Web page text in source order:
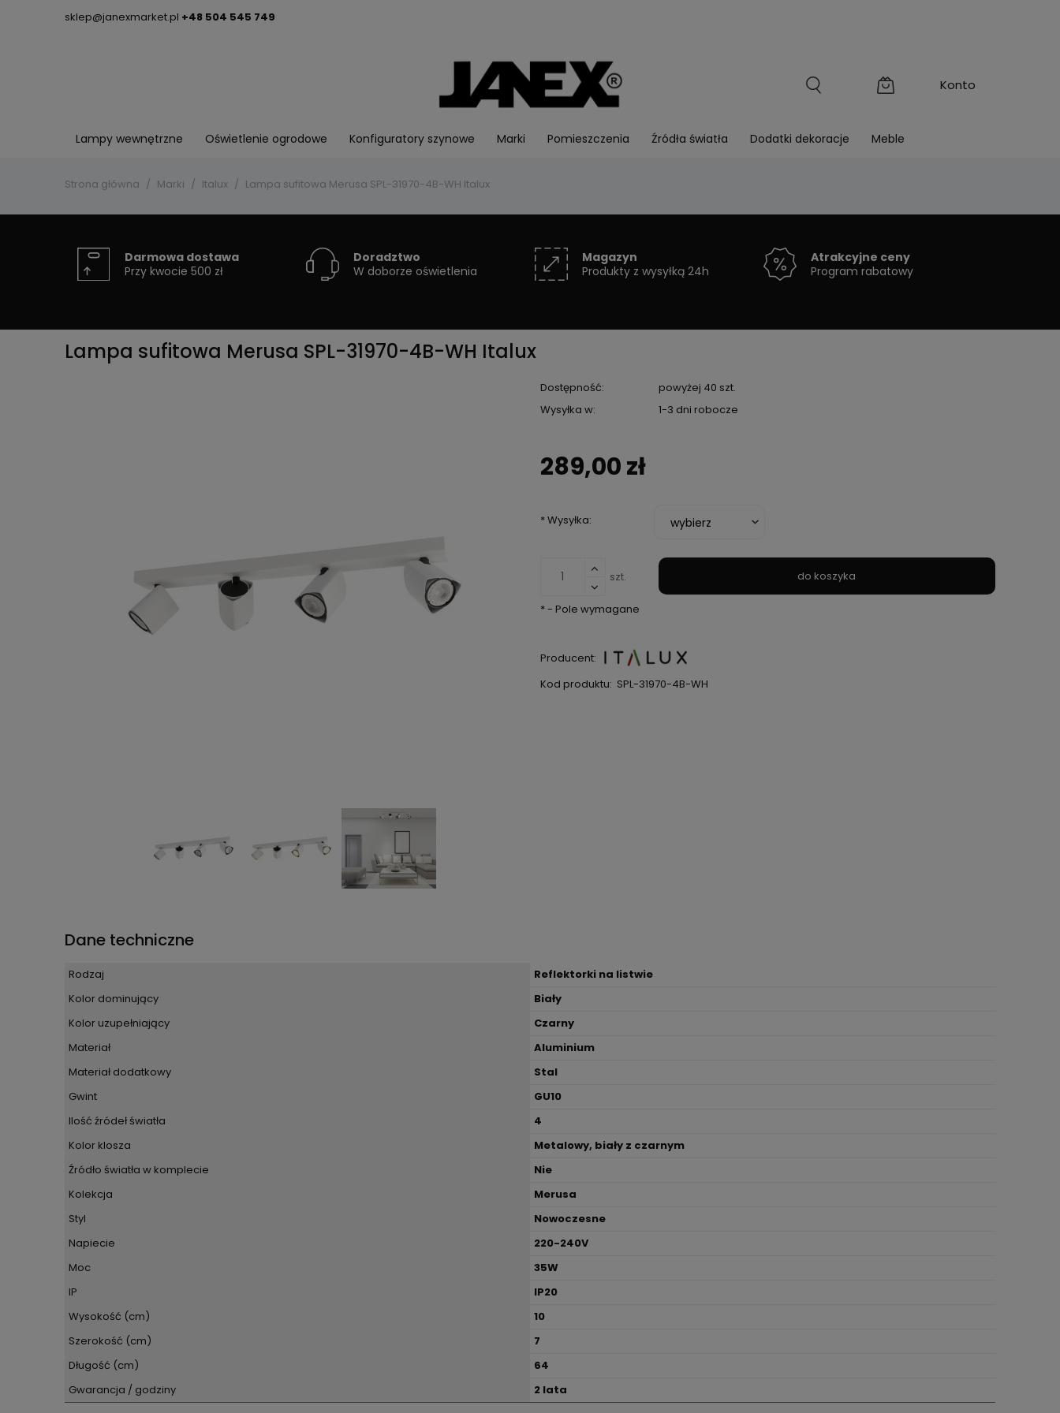
sklep@janexmarket.pl +48 504 545 749
Lampy wewnętrzne Oświetlenie ogrodowe Konfiguratory szynowe Marki Pomieszczenia Źródła światła Dodatki dekoracje Meble
Strona główna Marki Italux Lampa sufitowa Merusa SPL-31970-4B-WH Italux
Darmowa dostawa
Przy kwocie 500 zł
Doradztwo
W doborze oświetlenia
Magazyn
Produkty z wysyłką 24h
Atrakcyjne ceny
Program rabatowy
Lampa sufitowa Merusa SPL-31970-4B-WH Italux
Dostępność:
powyżej 40 szt.
Wysyłka w:
1-3 dni robocze
289,00 zł
*Wysyłka:
szt. do koszyka
*- Pole wymagane
Producent:
Kod produktu: SPL-31970-4B-WH
Dane techniczne
Rodzaj
Reflektorki na listwie
Kolor dominujący
Biały
Kolor uzupełniający
Czarny
Materiał
Aluminium
Materiał dodatkowy
Stal
Gwint
GU10
Ilość źródeł światła
4
Kolor klosza
Metalowy, biały z czarnym
Źródło światła w komplecie
Nie
Kolekcja
Merusa
Styl
Nowoczesne
Napiecie
220-240V
Moc
35W
IP
IP20
Wysokość (cm)
10
Szerokość (cm)
7
Długość (cm)
64
Gwarancja / godziny
2 lata